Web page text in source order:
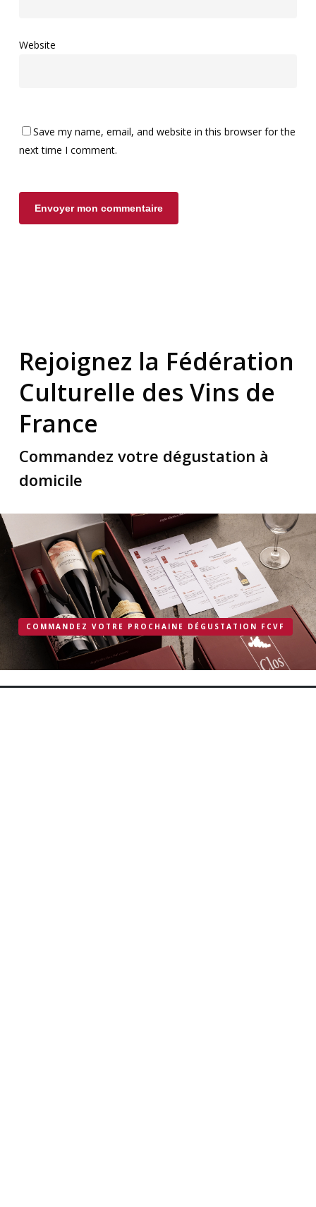
Website
Save my name, email, and website in this browser for the
next time I comment.
Rejoignez la Fédération
Culturelle des Vins de
France
Commandez votre dégustation à
domicile
COMMANDEZ VOTRE PROCHAINE DÉGUSTATION FCVF